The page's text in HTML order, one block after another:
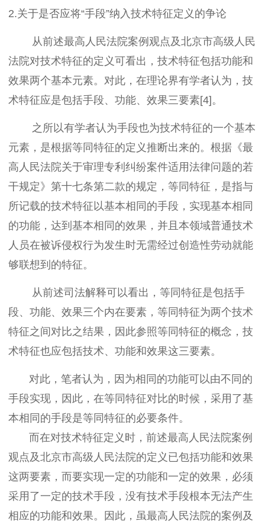
2.关于是否应将“手段”纳入技术特征定义的争论
从前述最高人民法院案例观点及北京市高级人民
法院对技术特征的定义可看出，技术特征包括功能和
效果两个基本元素。对此，在理论界有学者认为，技
术特征应是包括手段、功能、效果三要素[4]。
之所以有学者认为手段也为技术特征的一个基本
元素，是根据等同特征的定义推断出来的。根据《最
高人民法院关于审理专利纠纷案件适用法律问题的若
干规定》第十七条第二款的规定，等同特征，是指与
所记载的技术特征以基本相同的手段，实现基本相同
的功能，达到基本相同的效果，并且本领域普通技术
人员在被诉侵权行为发生时无需经过创造性劳动就能
够联想到的特征。
从前述司法解释可以看出，等同特征是包括手
段、功能、效果三个内在要素，等同特征为两个技术
特征之间对比之结果，因此参照等同特征的概念，技
术特征也应包括技术、功能和效果这三要素。
对此，笔者认为，因为相同的功能可以由不同的
手段实现，因此，在等同特征对比的时候，采用了基
本相同的手段是等同特征的必要条件。
而在对技术特征定义时，前述最高人民法院案例
观点及北京市高级人民法院的定义已包括功能和效果
这两要素，而要实现一定的功能和一定的效果，必须
采用了一定的技术手段，没有技术手段根本无法产生
相应的功能和效果。因此，虽最高人民法院的案例及